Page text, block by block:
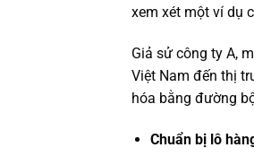
xem xét một ví dụ
Giả sử công ty A,
Việt Nam đến thị
hóa bằng đường
Chuẩn bị lô